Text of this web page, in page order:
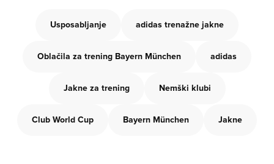
Usposabljanje adidas trenažne jakne
Oblačila za trening Bayern München adidas
Jakne za trening Nemški klubi
Club World Cup Bayern München Jakne